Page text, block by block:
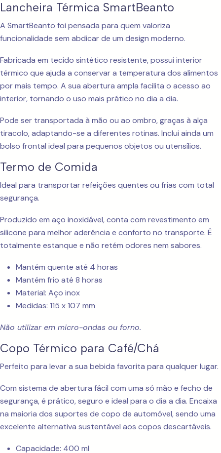
Lancheira Térmica SmartBeanto
A SmartBeanto foi pensada para quem valoriza
funcionalidade sem abdicar de um design moderno.
Fabricada em tecido sintético resistente, possui interior
térmico que ajuda a conservar a temperatura dos alimentos
por mais tempo. A sua abertura ampla facilita o acesso ao
interior, tornando o uso mais prático no dia a dia.
Pode ser transportada à mão ou ao ombro, graças à alça
tiracolo, adaptando-se a diferentes rotinas. Inclui ainda um
bolso frontal ideal para pequenos objetos ou utensílios.
Termo de Comida
Ideal para transportar refeições quentes ou frias com total
segurança.
Produzido em aço inoxidável, conta com revestimento em
silicone para melhor aderência e conforto no transporte. É
totalmente estanque e não retém odores nem sabores.
Mantém quente até 4 horas
Mantém frio até 8 horas
Material: Aço inox
Medidas: 115 x 107 mm
Não utilizar em micro-ondas ou forno.
Copo Térmico para Café/Chá
Perfeito para levar a sua bebida favorita para qualquer lugar.
Com sistema de abertura fácil com uma só mão e fecho de
segurança, é prático, seguro e ideal para o dia a dia. Encaixa
na maioria dos suportes de copo de automóvel, sendo uma
excelente alternativa sustentável aos copos descartáveis.
Capacidade: 400 ml